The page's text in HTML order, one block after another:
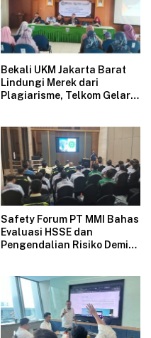
Bekali UKM Jakarta Barat
Lindungi Merek dari
Plagiarisme, Telkom Gelar
Safety Forum PT MMI Bahas
Evaluasi HSSE dan
Pengendalian Risiko Demi